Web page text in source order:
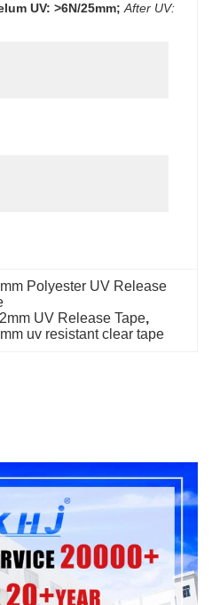
UV: >6N/25mm; After UV:
Polyester UV Release
UV Release Tape,
uv resistant clear tape